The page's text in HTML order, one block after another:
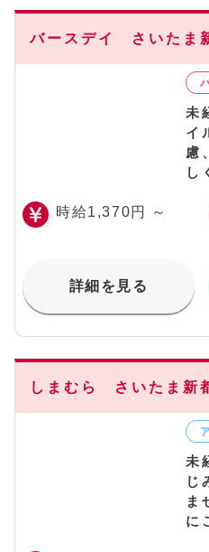
バースデイ さいたま
未
イ
慮
し
時給1,370円 ～
詳細を見る
しまむら さいたま新
未
じ
ま
に